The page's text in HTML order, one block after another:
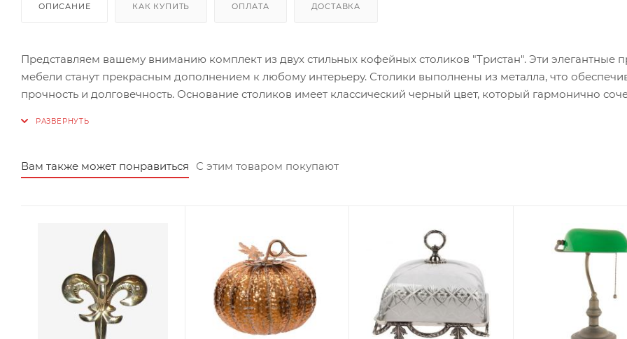
ОПИСАНИЕ КАК КУПИТЬ ОПЛАТА ДОСТАВКА
Представляем вашему вниманию комплект из двух стильных кофейных столиков "Тристан". Эти элегантные
мебели станут прекрасным дополнением к любому интерьеру. Столики выполнены из металла, что
прочность и долговечность. Основание столиков имеет классический черный цвет, который гармонично
зависимости от ваших потребностей и предпочтений. Кофейные столики "Тристан" не только функциональны, но и
являются настоящим украшением любого помещения. Они будут прекрасно смотреться в гостиной, спальне
Вам также может понравиться С этим товаром покупают